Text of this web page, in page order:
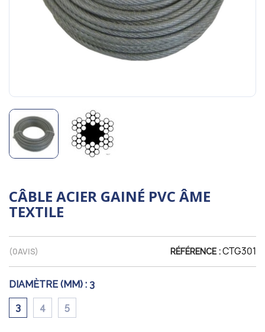
CÂBLE ACIER GAINÉ PVC ÂME
TEXTILE
(0AVIS) RÉFÉRENCE :CTG301
DIAMÈTRE (MM) : 3
3 4 5